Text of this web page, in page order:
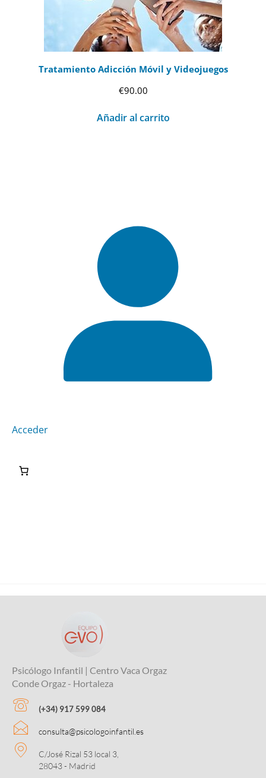
Tratamiento Adicción Móvil y Videojuegos
€90.00
Añadir al carrito
Acceder
Psicólogo Infantil | Centro Vaca Orgaz
Conde Orgaz - Hortaleza
(+34) 917 599 084
consulta@psicologoinfantil.es
C/José Rizal 53 local 3,
28043 - Madrid